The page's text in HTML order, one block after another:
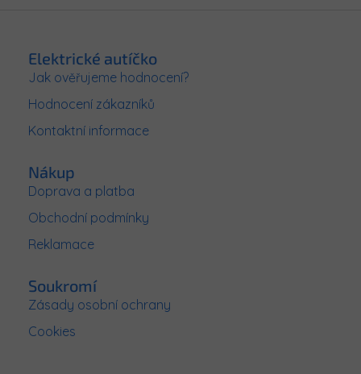
v
Elektrické autíčko
Jak ověřujeme hodnocení?
Hodnocení zákazníků
Kontaktní informace
Nákup
Doprava a platba
Obchodní podmínky
Reklamace
Soukromí
Zásady osobní ochrany
Cookies